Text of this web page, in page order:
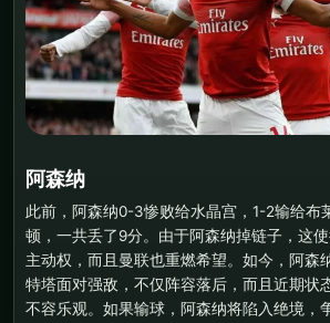
阿森纳
此前，阿森纳0-3惨败给水晶宫，1-2输给布
顿，一共丢了9分。由于阿森纳掉链子，这
主动权，而且曼联也重燃希望。如今，阿森
特塔面对强敌，不仅阵容落后，而且近期状
不容乐观。如果输球，阿森纳将陷入绝境，